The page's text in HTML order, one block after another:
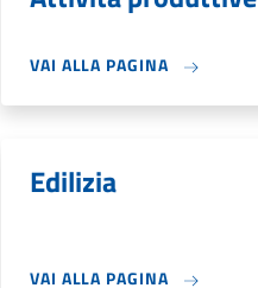
VAI ALLA PAGINA
Edilizia
VAI ALLA PAGINA